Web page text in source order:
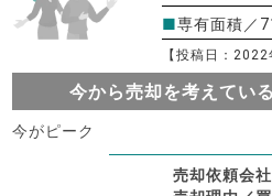
■専有面積／
【投稿日：
今から売却を考えてい
今がピーク
売却依頼会